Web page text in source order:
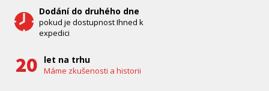
Dodání do druhého dne
pokud je dostupnost Ihned k
expedici
let na trhu
Máme zkušenosti a historii